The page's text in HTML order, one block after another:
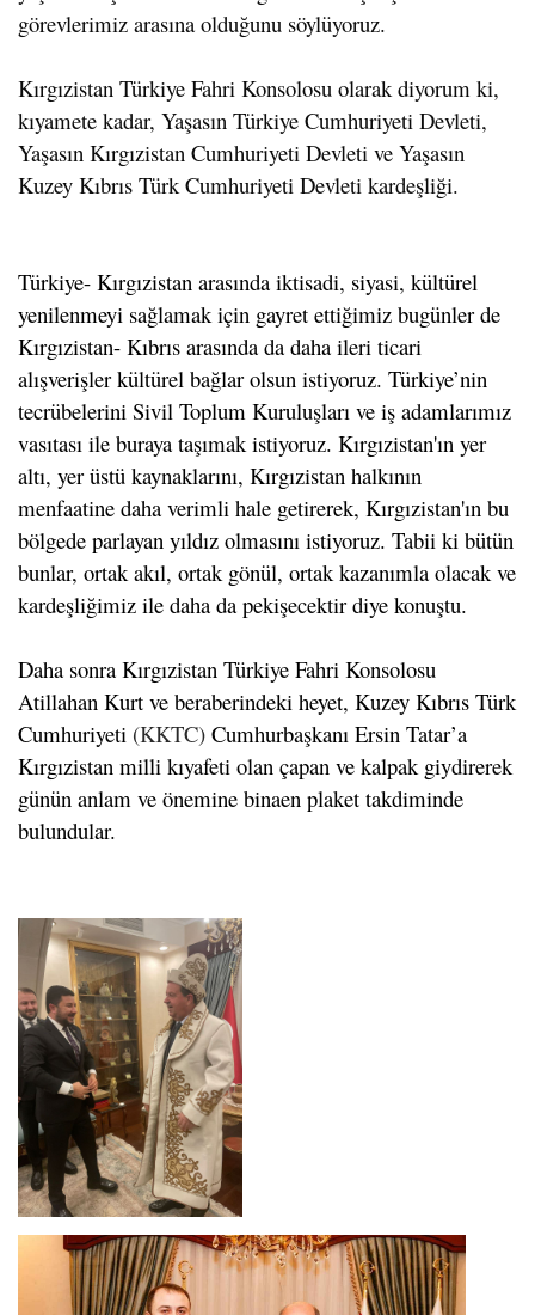
görevlerimiz arasına olduğunu söylüyoruz.
Kırgızistan Türkiye Fahri Konsolosu olarak diyorum ki,
kıyamete kadar, Yaşasın Türkiye Cumhuriyeti Devleti,
Yaşasın Kırgızistan Cumhuriyeti Devleti ve Yaşasın
Kuzey Kıbrıs Türk Cumhuriyeti Devleti kardeşliği.
Türkiye- Kırgızistan arasında iktisadi, siyasi, kültürel
yenilenmeyi sağlamak için gayret ettiğimiz bugünler de
Kırgızistan- Kıbrıs arasında da daha ileri ticari
alışverişler kültürel bağlar olsun istiyoruz. Türkiye’nin
tecrübelerini Sivil Toplum Kuruluşları ve iş adamlarımız
vasıtası ile buraya taşımak istiyoruz. Kırgızistan'ın yer
altı, yer üstü kaynaklarını, Kırgızistan halkının
menfaatine daha verimli hale getirerek, Kırgızistan'ın bu
bölgede parlayan yıldız olmasını istiyoruz. Tabii ki bütün
bunlar, ortak akıl, ortak gönül, ortak kazanımla olacak ve
kardeşliğimiz ile daha da pekişecektir diye konuştu.
Daha sonra Kırgızistan Türkiye Fahri Konsolosu
Atillahan Kurt ve beraberindeki heyet, Kuzey Kıbrıs Türk
Cumhuriyeti (KKTC) Cumhurbaşkanı Ersin Tatar’a
Kırgızistan milli kıyafeti olan çapan ve kalpak giydirerek
günün anlam ve önemine binaen plaket takdiminde
bulundular.